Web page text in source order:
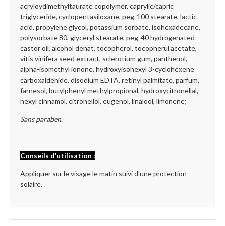
acryloydimethyltaurate copolymer, caprylic/capric
triglyceride, cyclopentasiloxane, peg-100 stearate, lactic
acid, propylene glycol, potassium sorbate, isohexadecane,
polysorbate 80, glyceryl stearate, peg-40 hydrogenated
castor oil, alcohol denat, tocopherol, tocopherul acetate,
vitis vinifera seed extract, sclerotium gum, panthenol,
alpha-isomethyl ionone, hydroxyisohexyl 3-cyclohexene
carboxaldehide, disodium EDTA, retinyl palmitate, parfum,
farnesol, butylphenyl methylpropional, hydroxycitronellal,
hexyl cinnamol, citronellol, eugenol, linalool, limonene;
Sans paraben.
Conseils d'utilisation :
Appliquer sur le visage le matin suivi d'une protection
solaire.